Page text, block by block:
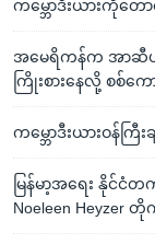
ကမ္ဘောဒီးယားကိုတေ
အမေရိကန်က အာဆီယံနို
ကြိုးစားနေလို့ စစ်ကေ
ကမ္ဘောဒီးယားဝန်ကြီ
မြန်မာ့အရေး နိုင်ငံတ
Noeleen Heyzer